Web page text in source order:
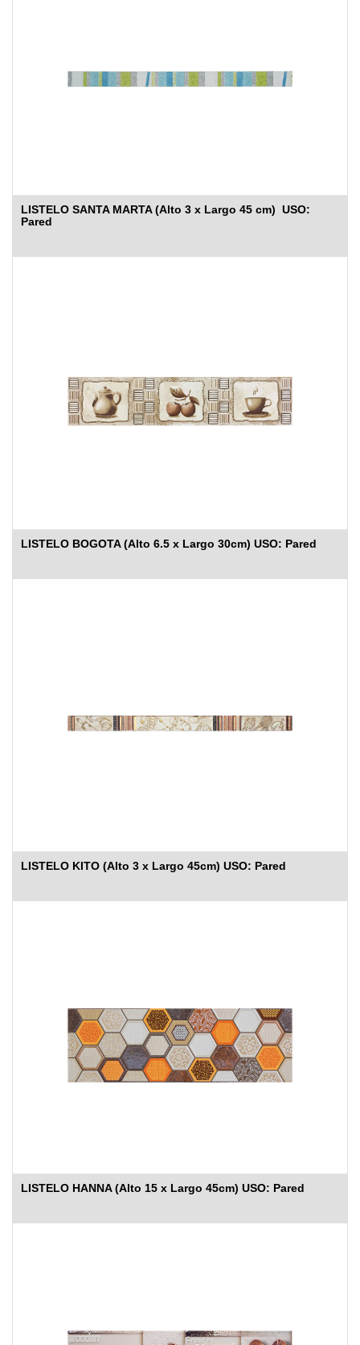
LISTELO SANTA MARTA (Alto 3 x Largo 45 cm) USO:
Pared
LISTELO BOGOTA (Alto 6.5 x Largo 30cm) USO: Pared
LISTELO KITO (Alto 3 x Largo 45cm) USO: Pared
LISTELO HANNA (Alto 15 x Largo 45cm) USO: Pared